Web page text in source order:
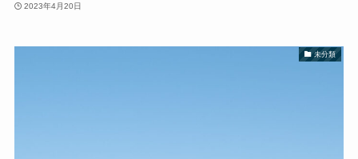
2023年4月20日
未分類